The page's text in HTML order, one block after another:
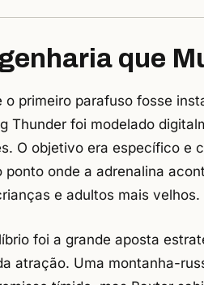
que
o primeiro parafuso fosse
Thunder foi modelado
O objetivo era específico e
ponto onde a adrenalina
e adultos mais velhos.
foi a grande aposta
atração. Uma montanha-